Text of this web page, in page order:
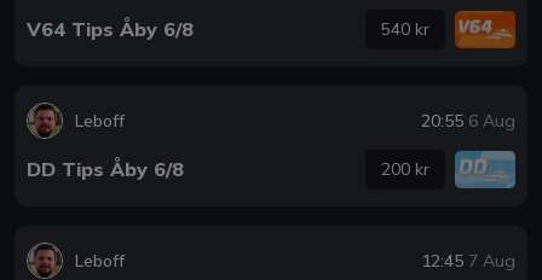
V64 Tips Åby 6/8 540 kr
Leboff 20:55 6 Aug
DD Tips Åby 6/8 200 kr
Leboff 12:45 7 Aug